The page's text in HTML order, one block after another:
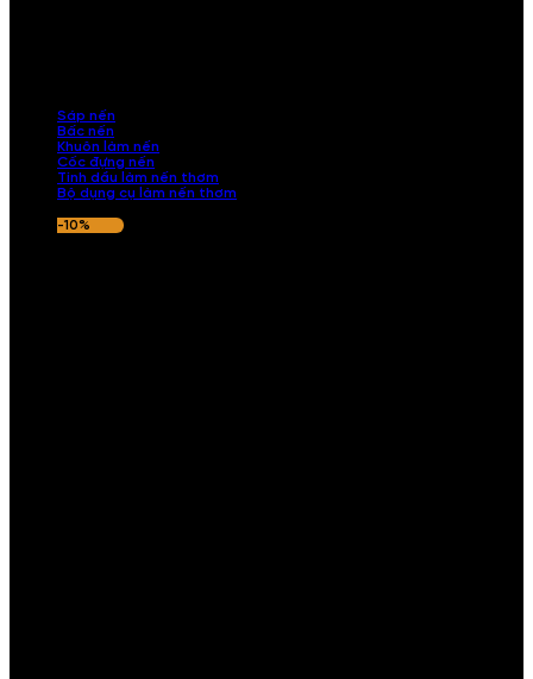
Sáp nến
Bấc nến
Khuôn làm nến
Cốc đựng nến
Tinh dầu làm nến thơm
Bộ dụng cụ làm nến thơm
-10%